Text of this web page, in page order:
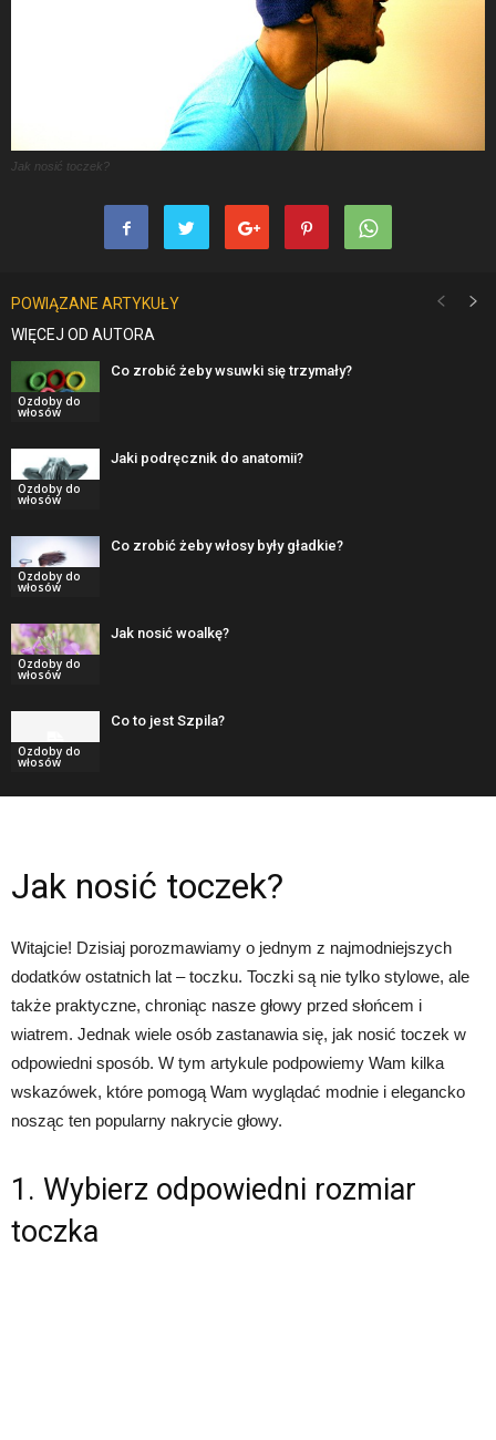
Jak nosić toczek?
POWIĄZANE ARTYKUŁY
WIĘCEJ OD AUTORA
Ozdoby do
włosów
Co zrobić żeby wsuwki się trzymały?
Ozdoby do
włosów
Jaki podręcznik do anatomii?
Ozdoby do
włosów
Co zrobić żeby włosy były gładkie?
Ozdoby do
włosów
Jak nosić woalkę?
Ozdoby do
włosów
Co to jest Szpila?
Jak nosić toczek?
Witajcie! Dzisiaj porozmawiamy o jednym z najmodniejszych
dodatków ostatnich lat – toczku. Toczki są nie tylko stylowe, ale
także praktyczne, chroniąc nasze głowy przed słońcem i
wiatrem. Jednak wiele osób zastanawia się, jak nosić toczek w
odpowiedni sposób. W tym artykule podpowiemy Wam kilka
wskazówek, które pomogą Wam wyglądać modnie i elegancko
nosząc ten popularny nakrycie głowy.
1. Wybierz odpowiedni rozmiar
toczka